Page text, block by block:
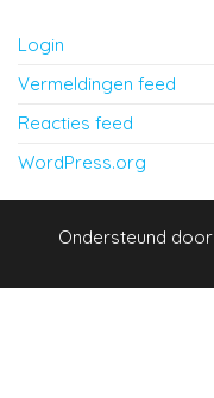
Login
Vermeldingen feed
Reacties feed
WordPress.org
Ondersteund door